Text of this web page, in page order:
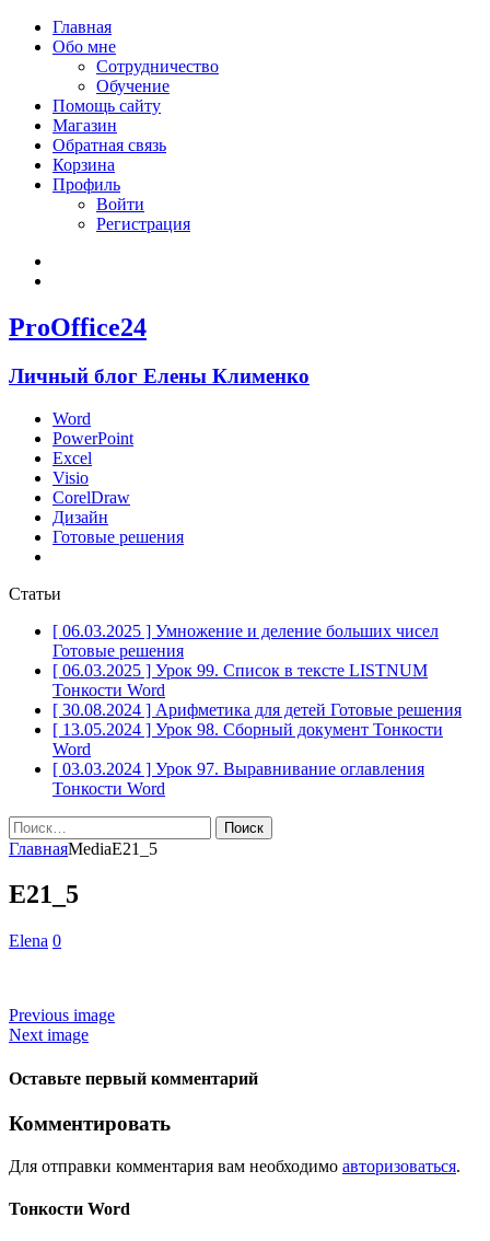
Главная
Обо мне
Сотрудничество
Обучение
Помощь сайту
Магазин
Обратная связь
Корзина
Профиль
Войти
Регистрация
ProOffice24
Личный блог Елены Клименко
Word
PowerPoint
Excel
Visio
CorelDraw
Дизайн
Готовые решения
Статьи
[ 06.03.2025 ] Умножение и деление больших чисел
Готовые решения
[ 06.03.2025 ] Урок 99. Список в тексте LISTNUM
Тонкости Word
[ 30.08.2024 ] Арифметика для детей Готовые решения
[ 13.05.2024 ] Урок 98. Сборный документ Тонкости
Word
[ 03.03.2024 ] Урок 97. Выравнивание оглавления
Тонкости Word
Найти:
ГлавнаяMediaЕ21_5
Е21_5
Elena 0
Previous image
Next image
Оставьте первый комментарий
Комментировать
Для отправки комментария вам необходимо авторизоваться.
Тонкости Word